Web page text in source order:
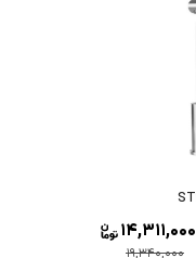
19,340,000
14,311,000